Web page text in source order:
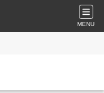
MENU